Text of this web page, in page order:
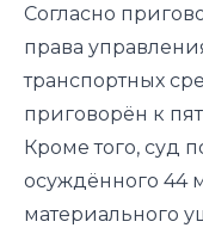
Согласно
права
транспортных
приговорён к
Кроме того, суд
осуждённого 44
материального